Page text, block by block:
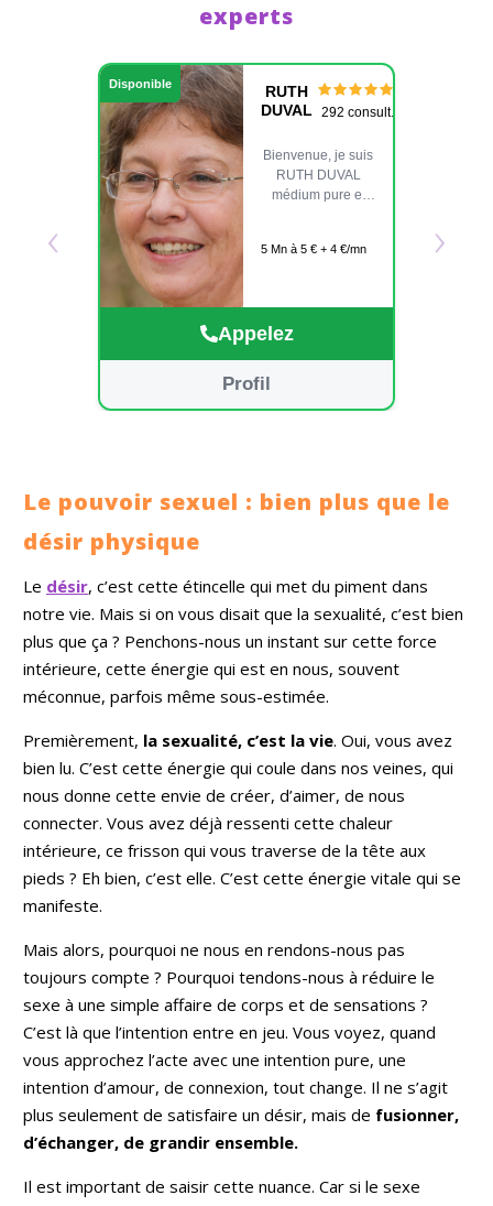
experts
‹
Disponible
RUTH
DUVAL 292 consult.
Bienvenue, je suis
RUTH DUVAL
médium pure et
naturellement
des réponses
messages, j’utilise
Marseille et le jeu
d’Indira, enrichis
J’accorde
également une
particulière à la
communication
animale, qui me
compagnons et de
comprendre leurs
messages.
empathie et
bienveillance
guident chacune
de mes
éclairerons votre
chemin pour
avancer avec
sérénité dans tous
les aspects de
votre vie. Au plaisir
de vous
accompagner,
RUTH DUVAL
5 Mn à 5 € + 4 €/mn
Appelez
Profil
›
Le pouvoir sexuel : bien plus que le
désir physique
Le désir, c’est cette étincelle qui met du piment dans
notre vie. Mais si on vous disait que la sexualité, c’est bien
plus que ça ? Penchons-nous un instant sur cette force
intérieure, cette énergie qui est en nous, souvent
méconnue, parfois même sous-estimée.
Premièrement, la sexualité, c’est la vie. Oui, vous avez
bien lu. C’est cette énergie qui coule dans nos veines, qui
nous donne cette envie de créer, d’aimer, de nous
connecter. Vous avez déjà ressenti cette chaleur
intérieure, ce frisson qui vous traverse de la tête aux
pieds ? Eh bien, c’est elle. C’est cette énergie vitale qui se
manifeste.
Mais alors, pourquoi ne nous en rendons-nous pas
toujours compte ? Pourquoi tendons-nous à réduire le
sexe à une simple affaire de corps et de sensations ?
C’est là que l’intention entre en jeu. Vous voyez, quand
vous approchez l’acte avec une intention pure, une
intention d’amour, de connexion, tout change. Il ne s’agit
plus seulement de satisfaire un désir, mais de fusionner,
d’échanger, de grandir ensemble.
Il est important de saisir cette nuance. Car si le sexe